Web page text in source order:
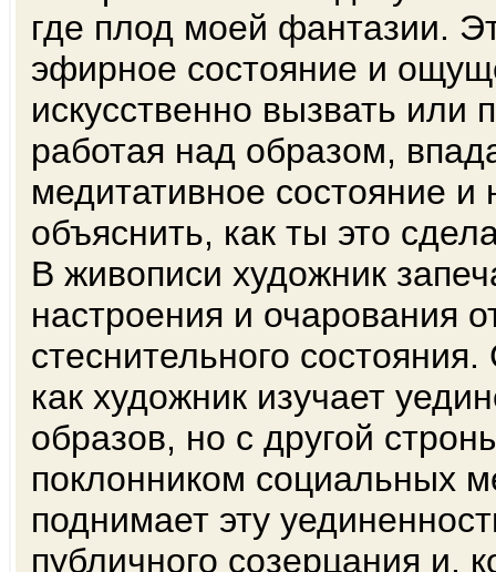
где плод моей фантазии.
эфирное состояние и
искусственно вызвать или
работая над образом,
медитативное состояние
объяснить, как ты это
В живописи художник
настроения и очарования
стеснительного
как художник изучает
образов, но с другой
поклонником социальных
поднимает эту
публичного созерцания и,